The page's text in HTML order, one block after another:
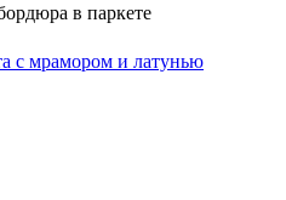
в паркете